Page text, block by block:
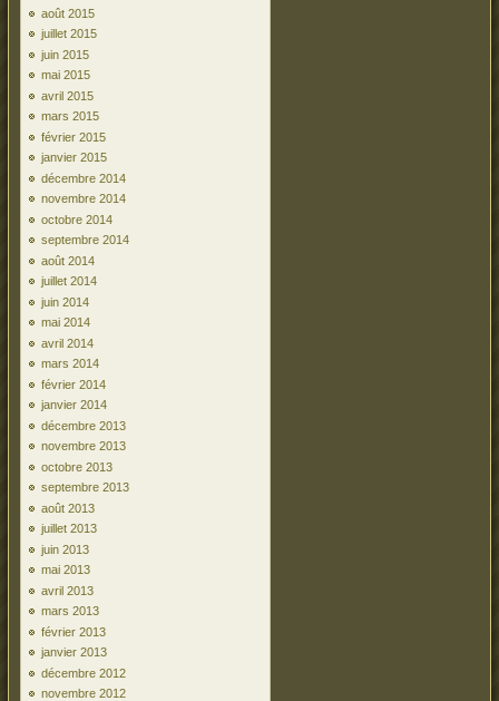
août 2015
juillet 2015
juin 2015
mai 2015
avril 2015
mars 2015
février 2015
janvier 2015
décembre 2014
novembre 2014
octobre 2014
septembre 2014
août 2014
juillet 2014
juin 2014
mai 2014
avril 2014
mars 2014
février 2014
janvier 2014
décembre 2013
novembre 2013
octobre 2013
septembre 2013
août 2013
juillet 2013
juin 2013
mai 2013
avril 2013
mars 2013
février 2013
janvier 2013
décembre 2012
novembre 2012